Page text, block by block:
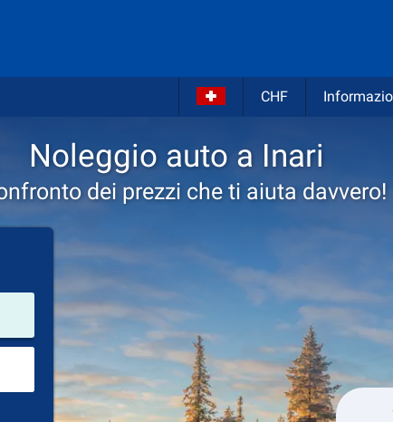
CHF
Noleggio auto a Inari
dei prezzi che ti aiuta davvero!
Luogo del noleggio
Luogo di ritorno
Collezione Ritorno